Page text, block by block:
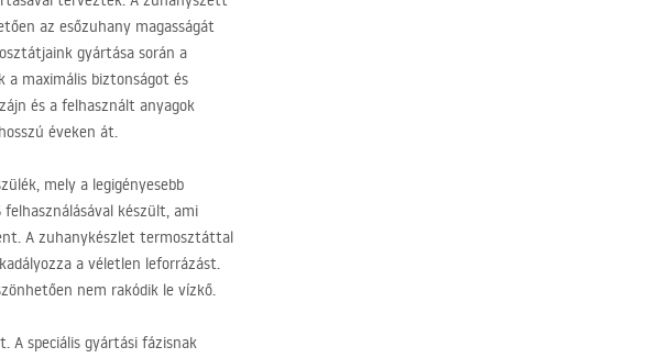
az esőzuhany magasságát
gyártása során a
a maximális biztonságot és
és a felhasznált anyagok
éveken át.
mely a legigényesebb
felhasználásával készült, ami
A zuhanykészlet termosztáttal
a véletlen leforrázást.
nem rakódik le vízkő.
speciális gyártási fázisnak